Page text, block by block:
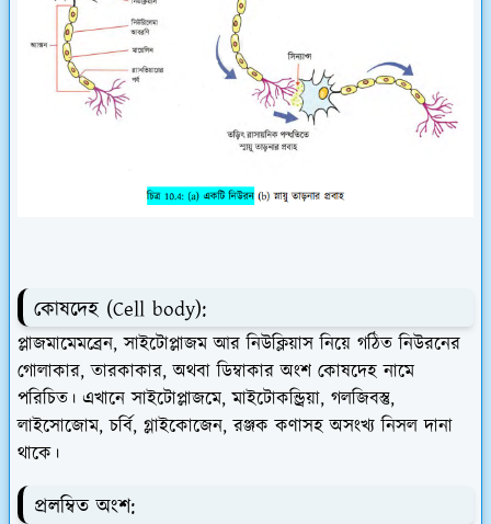
কোষদেহ (Cell body):
প্লাজমামেমব্রেন, সাইটোপ্লাজম আর নিউক্লিয়াস নিয়ে গঠিত নিউরনের
গোলাকার, তারকাকার, অথবা ডিম্বাকার অংশ কোষদেহ নামে
পরিচিত। এখানে সাইটোপ্লাজমে, মাইটোকন্ড্রিয়া, গলজিবস্তু,
লাইসোজোম, চর্বি, গ্লাইকোজেন, রঞ্জক কণাসহ অসংখ্য নিসল দানা
থাকে।
প্রলম্বিত অংশ: